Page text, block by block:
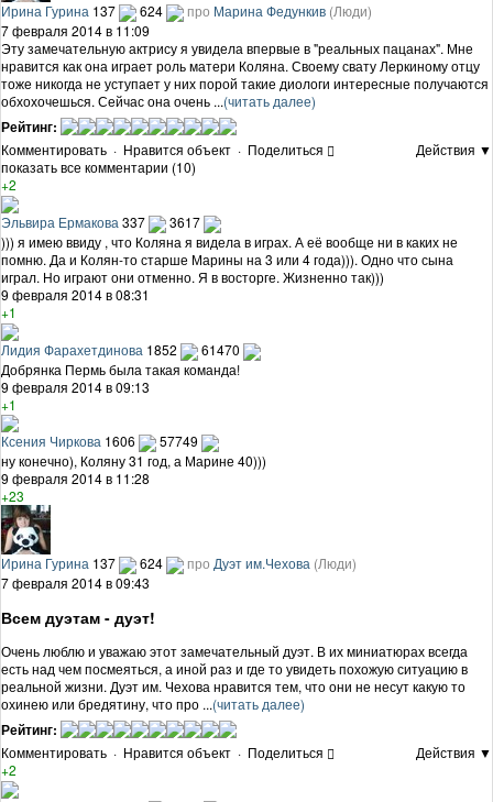
Ирина Гурина 137 624 про Марина Федункив (Люди)
7 февраля 2014 в 11:09
Эту замечательную актрису я увидела впервые в "реальных пацанах". Мне
нравится как она играет роль матери Коляна. Своему свату Леркиному отцу
тоже никогда не уступает у них порой такие диологи интересные получаются
обхохочешься. Сейчас она очень ...(читать далее)
Рейтинг:
Комментировать · Нравится объект · Поделиться
Действия ▼
показать все комментарии (10)
+2
Эльвира Ермакова 337
3617
))) я имею ввиду , что Коляна я видела в играх. А её вообще ни в каких не
помню. Да и Колян-то старше Марины на 3 или 4 года))). Одно что сына
играл. Но играют они отменно. Я в восторге. Жизненно так)))
9 февраля 2014 в 08:31
+1
Лидия Фарахетдинова 1852
61470
Добрянка Пермь была такая команда!
9 февраля 2014 в 09:13
+1
Ксения Чиркова 1606
57749
ну конечно), Коляну 31 год, а Марине 40)))
9 февраля 2014 в 11:28
+23
Ирина Гурина 137 624 про Дуэт им.Чехова (Люди)
7 февраля 2014 в 09:43
Всем дуэтам - дуэт!
Очень люблю и уважаю этот замечательный дуэт. В их миниатюрах всегда
есть над чем посмеяться, а иной раз и где то увидеть похожую ситуацию в
реальной жизни. Дуэт им. Чехова нравится тем, что они не несут какую то
охинею или бредятину, что про ...(читать далее)
Рейтинг:
Комментировать · Нравится объект · Поделиться
Действия ▼
+2